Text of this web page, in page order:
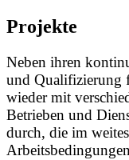
Projekte
Neben ihren
und Qualifizierung
wieder mit
Betrieben und
durch, die im